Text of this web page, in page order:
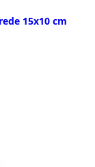
15x10 cm